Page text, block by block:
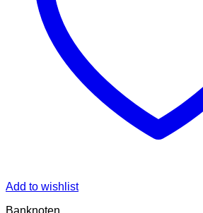
Add to wishlist
Banknoten